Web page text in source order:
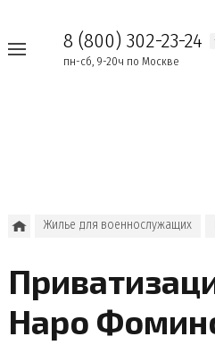
8 (800) 302-23-24
пн-сб, 9-20ч по Москве
Жилье для военнослужащих
Наро